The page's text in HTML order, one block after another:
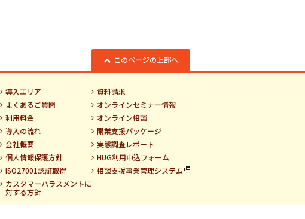
このページの上部へ
導入エリア
よくあるご質問
利用料金
導入の流れ
会社概要
個人情報保護方針
ISO27001認証取得
カスタマーハラスメントに
対する方針
資料請求
オンラインセミナー情報
オンライン相談
開業支援パッケージ
実態調査レポート
HUG利用申込フォーム
相談支援事業管理システム